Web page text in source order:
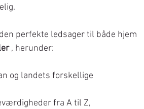
perfekte ledsager til både hjem
, herunder:
og landets forskellige
fra A til Z,